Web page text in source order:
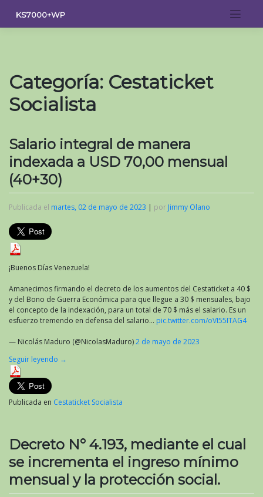
contenido
KS7000+WP
Categoría: Cestaticket
Socialista
Salario integral de manera
indexada a USD 70,00 mensual
(40+30)
Publicada el martes, 02 de mayo de 2023 | por Jimmy Olano
¡Buenos Días Venezuela!
Amanecimos firmando el decreto de los aumentos del Cestaticket a 40 $
y del Bono de Guerra Económica para que llegue a 30 $ mensuales, bajo
el concepto de la indexación, para un total de 70 $ más el salario. Es un
esfuerzo tremendo en defensa del salario… pic.twitter.com/oVI55ITAG4
— Nicolás Maduro (@NicolasMaduro)2 de mayo de 2023
Seguir leyendo →
Publicada en Cestaticket Socialista
Decreto N° 4.193, mediante el cual
se incrementa el ingreso mínimo
mensual y la protección social.